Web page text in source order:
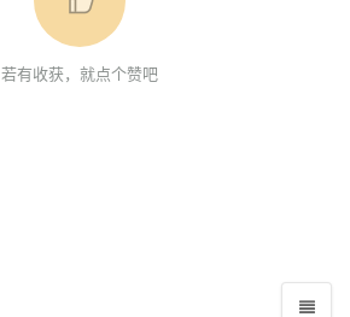
若有收获，就点个赞吧